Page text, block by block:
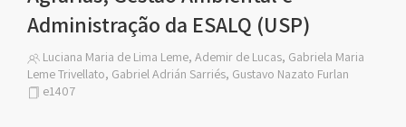
Administração da ESALQ (USP)
Luciana Maria de Lima Leme, Ademir de Lucas, Gabriela Maria
Leme Trivellato, Gabriel Adrián Sarriés, Gustavo Nazato Furlan
e1407